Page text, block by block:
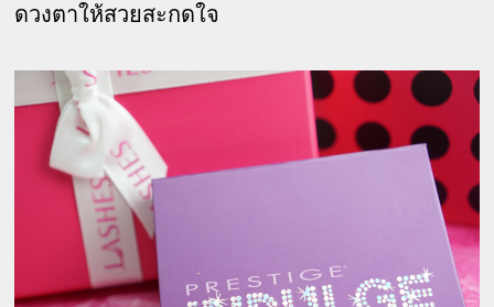
ดวงตาให้สวยสะกดใจ